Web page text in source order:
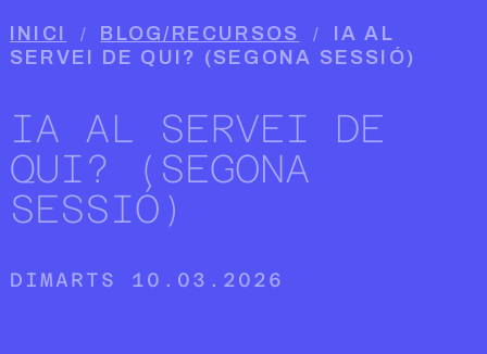
Fil d'ariadna
INICI BLOG/RECURSOS
IA AL
SERVEI DE QUI? (SEGONA SESSIÓ)
IA AL SERVEI DE
QUI? (SEGONA
SESSIÓ)
DIMARTS 10.03.2026